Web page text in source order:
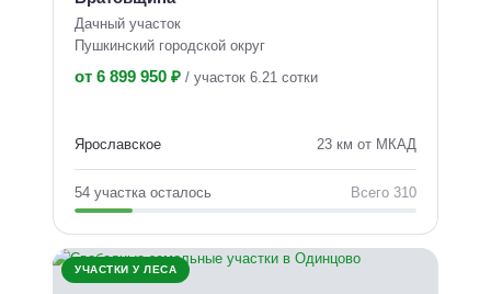
Дачный участок
Пушкинский городской округ
от 6 899 950 ₽ / участок 6.21 сотки
Ярославское 23 км от МКАД
54 участка осталось Всего 310
УЧАСТКИ У ЛЕСА